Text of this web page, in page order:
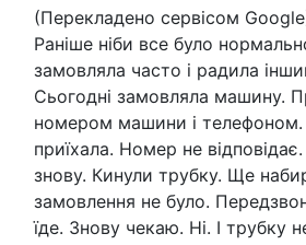
(Перекладено сервісом
Раніше ніби все було
замовляла часто і радила
Сьогодні замовляла машину.
номером машини і
приїхала. Номер не
знову. Кинули трубку. Ще
замовлення не було.
їде. Знову чекаю. Ні. І трубку